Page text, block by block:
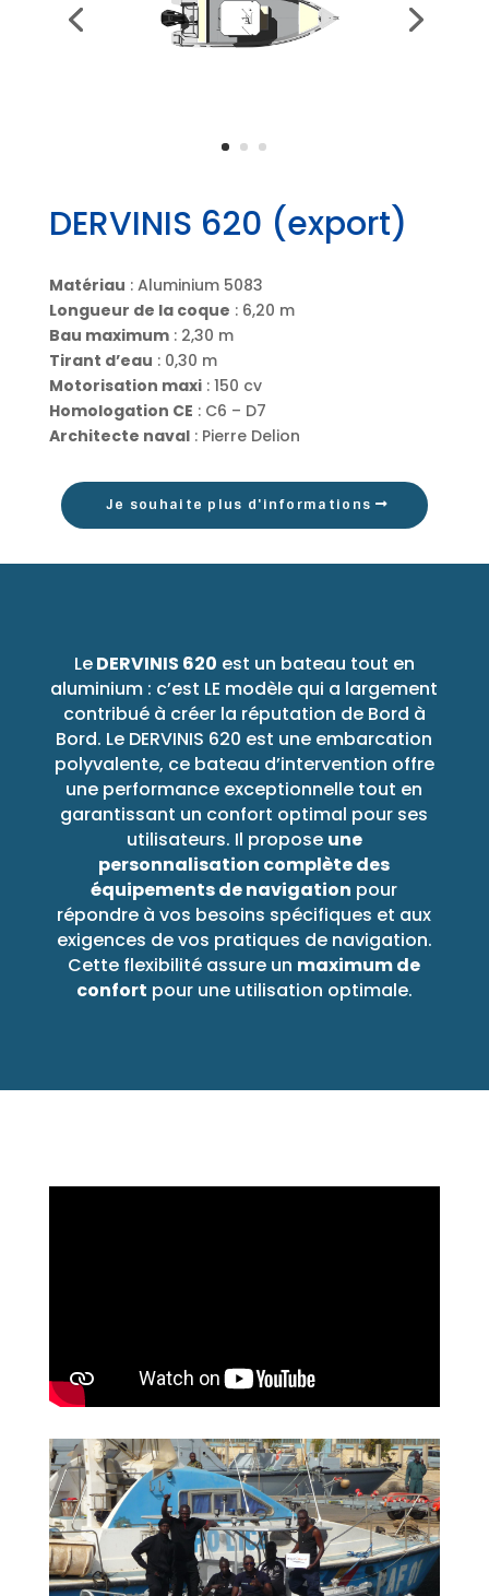
DERVINIS 620 (export)
Matériau : Aluminium 5083
Longueur de la coque : 6,20 m
Bau maximum: 2,30 m
Tirant d’eau : 0,30 m
Motorisation maxi: 150 cv
Homologation CE : C6 – D7
Architecte naval: Pierre Delion
Je souhaite plus d'informations
LeDERVINIS 620 est un bateau tout en
aluminium : c’est LE modèle qui a largement
contribué à créer la réputation de Bord à
Bord. Le DERVINIS 620 est une embarcation
polyvalente, ce bateau d’intervention offre
une performance exceptionnelle tout en
garantissant un confort optimal pour ses
utilisateurs. Il propose une
personnalisation complète des
équipements de navigation pour
répondre à vos besoins spécifiques et aux
exigences de vos pratiques de navigation.
Cette flexibilité assure un maximum de
confort pour une utilisation optimale.